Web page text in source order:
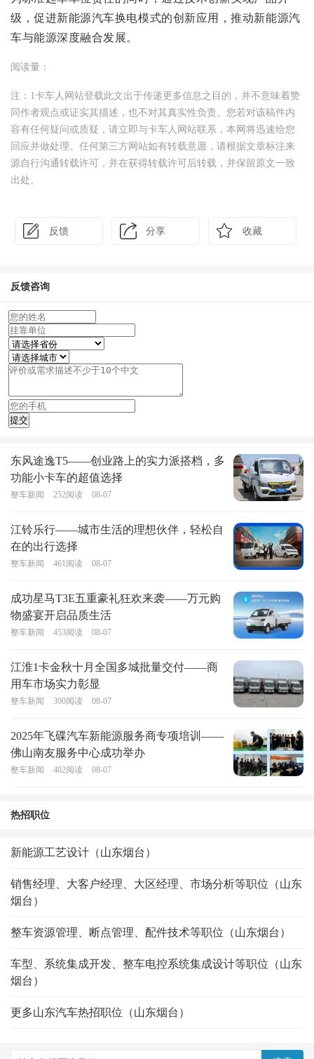
级，促进新能源汽车换电模式的创新应用，推动新能源汽
车与能源深度融合发展。
阅读量：
注：1卡车人网站登载此文出于传递更多信息之目的，并不意味着赞
同作者观点或证实其描述，也不对其真实性负责。您若对该稿件内
容有任何疑问或质疑，请立即与卡车人网站联系，本网将迅速给您
回应并做处理。任何第三方网站如有转载意愿，请根据文章标注来
源自行沟通转载许可，并在获得转载许可后转载，并保留原文一致
出处。
反馈 分享 收藏
反馈咨询
东风途逸T5——创业路上的实力派搭档，多
功能小卡车的超值选择
整车新闻 252阅读 08-07
江铃乐行——城市生活的理想伙伴，轻松自
在的出行选择
整车新闻 461阅读 08-07
成功星马T3E五重豪礼狂欢来袭——万元购
物盛宴开启品质生活
整车新闻 453阅读 08-07
江淮1卡金秋十月全国多城批量交付——商
用车市场实力彰显
整车新闻 300阅读 08-07
2025年飞碟汽车新能源服务商专项培训——
佛山南友服务中心成功举办
整车新闻 402阅读 08-07
热招职位
新能源工艺设计（山东烟台）
销售经理、大客户经理、大区经理、市场分析等职位（山东
烟台）
整车资源管理、断点管理、配件技术等职位（山东烟台）
车型、系统集成开发、整车电控系统集成设计等职位（山东
烟台）
更多山东汽车热招职位（山东烟台）